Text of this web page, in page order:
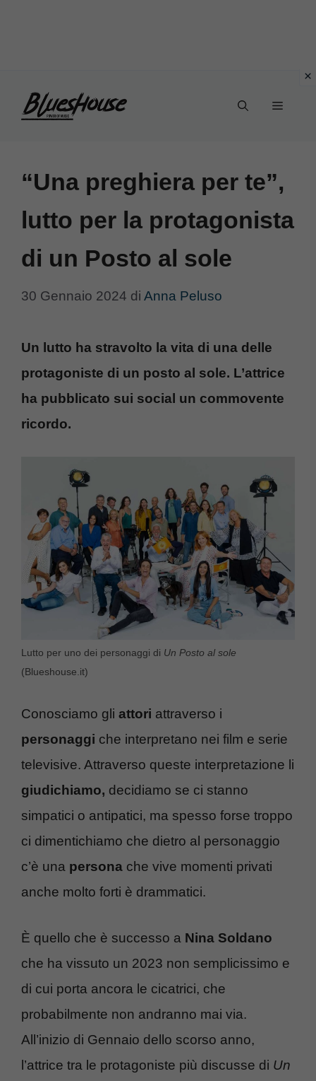
Menu
“Una preghiera per te”,
lutto per la protagonista
di un Posto al sole
30 Gennaio 2024 di Anna Peluso
Un lutto ha stravolto la vita di una delle
protagoniste di un posto al sole. L’attrice
ha pubblicato sui social un commovente
ricordo.
Lutto per uno dei personaggi di Un Posto al sole
(Blueshouse.it)
Conosciamo gli attori attraverso i
personaggi che interpretano nei film e serie
televisive. Attraverso queste interpretazione li
giudichiamo, decidiamo se ci stanno
simpatici o antipatici, ma spesso forse troppo
ci dimentichiamo che dietro al personaggio
c’è una persona che vive momenti privati
anche molto forti è drammatici.
È quello che è successo a Nina Soldano
che ha vissuto un 2023 non semplicissimo e
di cui porta ancora le cicatrici, che
probabilmente non andranno mai via.
All’inizio di Gennaio dello scorso anno,
l’attrice tra le protagoniste più discusse di Un